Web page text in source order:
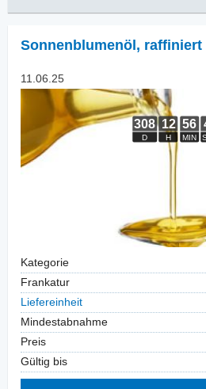
Sonnenblumenöl, raffiniert
11.06.25
Kategorie
Frankatur
Liefereinheit
Mindestabnahme
Preis
Gültig bis